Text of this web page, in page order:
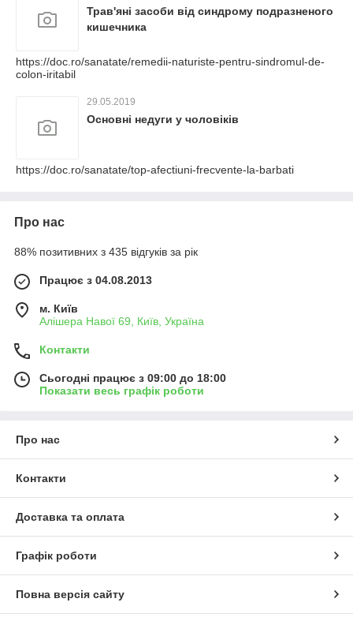
Трав'яні засоби від синдрому подразненого
кишечника
https://doc.ro/sanatate/remedii-naturiste-pentru-sindromul-de-
colon-iritabil
29.05.2019
Основні недуги у чоловіків
https://doc.ro/sanatate/top-afectiuni-frecvente-la-barbati
Про нас
88% позитивних з 435 відгуків за рік
Працює з 04.08.2013
м. Київ
Алішера Навої 69, Київ, Україна
Контакти
Сьогодні працює з 09:00 до 18:00
Показати весь графік роботи
Про нас
Контакти
Доставка та оплата
Графік роботи
Повна версія сайту